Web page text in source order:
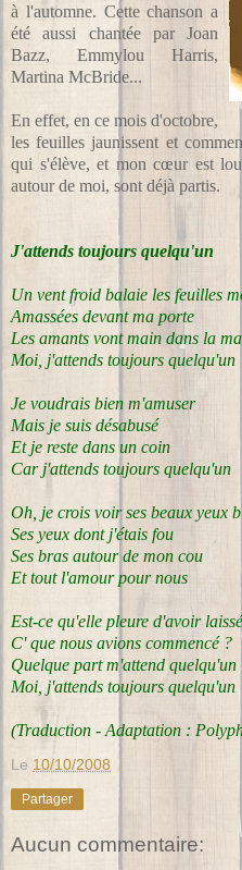
à l'automne. Cette chanson a
été aussi chantée par Joan
Bazz, Emmylou Harris,
Martina McBride...
En effet, en ce mois d'octobre,
les feuilles jaunissent et
qui s'élève, et mon cœur est
autour de moi, sont déjà partis.
J'attends toujours quelqu'un
Un vent froid balaie les feuilles
Amassées devant ma porte
Les amants vont main dans la
Moi, j'attends toujours quelqu'un
Je voudrais bien m'amuser
Mais je suis désabusé
Et je reste dans un coin
Car j'attends toujours quelqu'un
Oh, je crois voir ses beaux yeux
Ses yeux dont j'étais fou
Ses bras autour de mon cou
Et tout l'amour pour nous
Est-ce qu'elle pleure d'avoir laissé
C' que nous avions commencé ?
Quelque part m'attend quelqu'un
Moi, j'attends toujours quelqu'un
(Traduction - Adaptation :
Le 10/10/2008
Partager
Aucun commentaire: